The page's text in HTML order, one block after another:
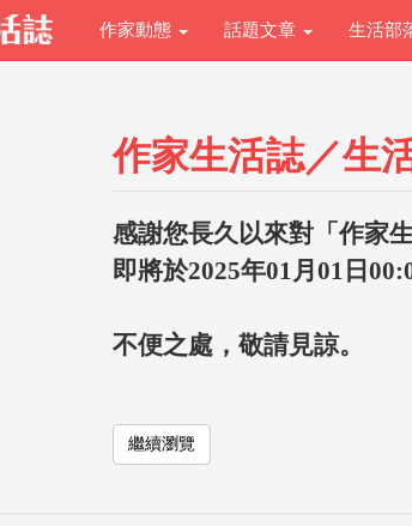
作家動態 話題文章 生活部
作家生活誌／生
感謝您長久以來對「作家
即將於2025年01月01日
不便之處，敬請見諒。
繼續瀏覽